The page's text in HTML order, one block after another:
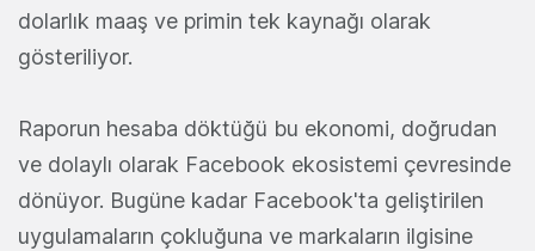
dolarlık maaş ve primin tek kaynağı olarak
gösteriliyor.
Raporun hesaba döktüğü bu ekonomi, doğrudan
ve dolaylı olarak Facebook ekosistemi çevresinde
dönüyor. Bugüne kadar Facebook'ta geliştirilen
uygulamaların çokluğuna ve markaların ilgisine